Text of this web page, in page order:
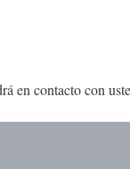
en contacto con